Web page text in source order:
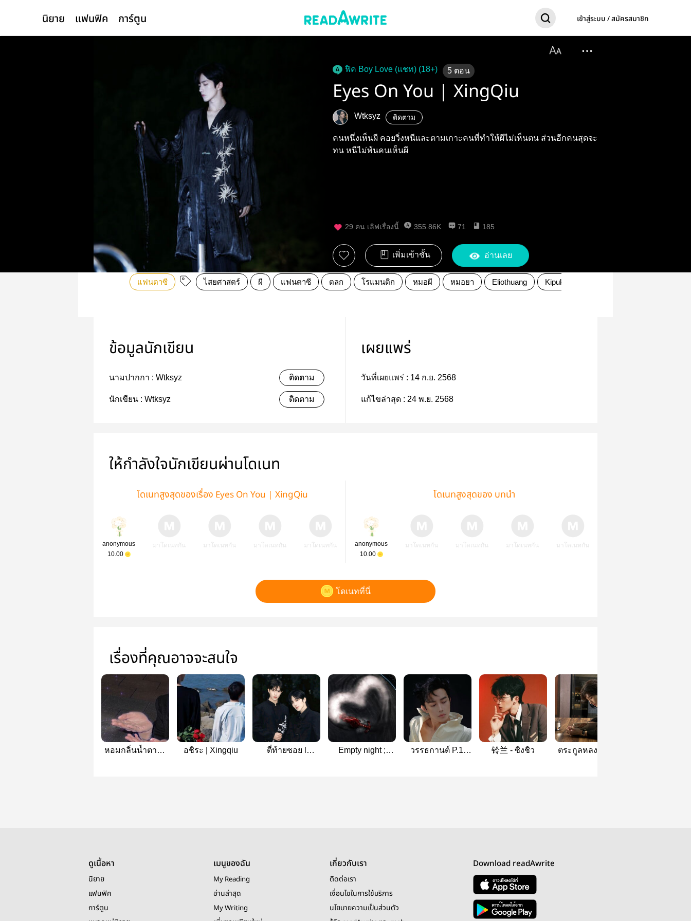
นิยาย แฟนฟิค การ์ตูน เข้าสู่ระบบ / สมัครสมาชิก
ฟิค Boy Love (แชท) (18+) 5 ตอน
Eyes On You | XingQiu
Wtksyz ติดตาม
คนหนึ่งเห็นผี คอยวิ่งหนีและตามเกาะคนที่ทำให้ผีไม่เห็นตน ส่วนอีกคนสุดจะ
ทน หนีไม่พ้นคนเห็นผี
29 คน เลิฟเรื่องนี้ 355.86K 71 185
เพิ่มเข้าชั้น อ่านเลย
แฟนตาซี ไสยศาสตร์ ผี แฟนตาซี ตลก โรแมนติก หมอผี หมอยา Eliothuang Kipukaqiu
ข้อมูลนักเขียน
นามปากกา : Wtksyz ติดตาม
นักเขียน : Wtksyz ติดตาม
เผยแพร่
วันที่เผยแพร่ : 14 ก.ย. 2568
แก้ไขล่าสุด : 24 พ.ย. 2568
ให้กำลังใจนักเขียนผ่านโดเนท
โดเนทสูงสุดของเรื่อง Eyes On You | XingQiu
anonymous
10.00
มาโดเนทกัน มาโดเนทกัน มาโดเนทกัน มาโดเนทกัน
โดเนทสูงสุดของ บทนำ
anonymous
10.00
มาโดเนทกัน มาโดเนทกัน มาโดเนทกัน มาโดเนทกัน
โดเนทที่นี่
เรื่องที่คุณอาจจะสนใจ
หอมกลิ่นน้ำตาล |
อชิระ | Xingqiu
ตี๋ท้ายซอย l
Empty night ;
วรรธกานต์ P.1|
铃兰 - ซิงชิว
ตระกูลหลงเทียน |
ดูเนื้อหา
นิยาย
แฟนฟิค
การ์ตูน
เมนูของฉัน
My Reading
อ่านล่าสุด
My Writing
เกี่ยวกับเรา
ติดต่อเรา
เงื่อนไขในการใช้บริการ
นโยบายความเป็นส่วนตัว
Download readAwrite